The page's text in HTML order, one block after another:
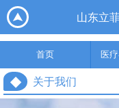
 山东立
首页 医
◆ 关于我们

首页